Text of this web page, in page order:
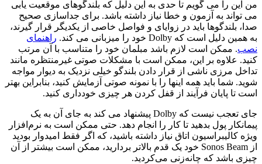
من این را می گویم تا حدی به این دلیل که بلندگوهای موقعیت یابی
می تواند به آزمون و خطا نیاز داشته باشد. برای جداسازی صحیح
صدا، بلندگوها باید در زوایای و فواصل خاصی از یکدیگر قرار گیرند،
به همین دلیل است که Dolby خود را میزبانی می کند.
راهنمای
نصب. ممکن است لازم باشد مبلمان خود را متناسب با آن مرتب
کنید. علاوه بر این، ممکن است با مشکلات صوتی غیرمنتظره مانند
تداخل مرزی ناشی از قرار دادن بلندگو خیلی نزدیک به دیوار مواجه
شوید. شما باید همه اینها را با نمونه صوتی آزمایش کنید، بنابراین بهتر
است تا پایان فرآیند از قفل کردن هر چیزی خودداری کنید.
جای تعجب نیست که Dolby پیشنهاد می کند به جای آن به یک
پیمانکار پول بدهید تا کار را انجام دهد. حتی ممکن است به نرم‌افزار
ویژه کالیبراسیون اتاق نیاز داشته باشید، که اگر فقط امیدوار بودید
از Sonos Beam خود یک قدم بالاتر بردارید، ممکن است بیشتر از آن
چیزی باشد که چانه‌زنی می‌کردید.